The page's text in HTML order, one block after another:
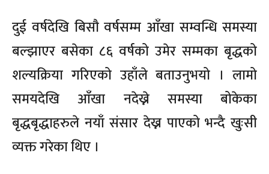
दुई वर्षदेखि बिसौ वर्षसम्म आँखा सम्वन्धि समस्या
बल्झाएर बसेका ८६ वर्षको उमेर सम्मका बृद्धको
शल्यक्रिया गरिएको उहाँले बताउनुभयो । लामो
समयदेखि आँखा नदेख्ने समस्या बोकेका
बृद्धबृद्धाहरुले नयाँ संसार देख्न पाएको भन्दै खुःसी
व्यक्त गरेका थिए ।